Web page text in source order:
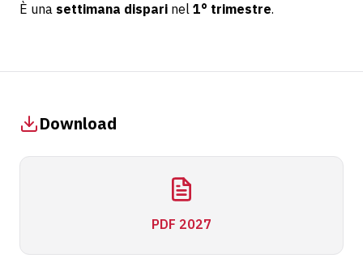
È una settimana dispari nel 1° trimestre.
Download
PDF 2027